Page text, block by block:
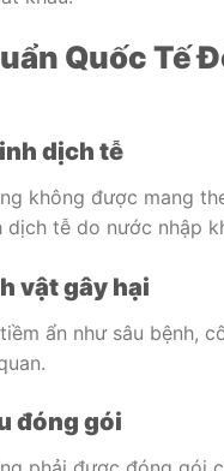
Quốc Tế
dịch tễ
không được mang
dịch tễ do nước nhập
vật gây hại
ẩn như sâu bệnh,
đóng gói